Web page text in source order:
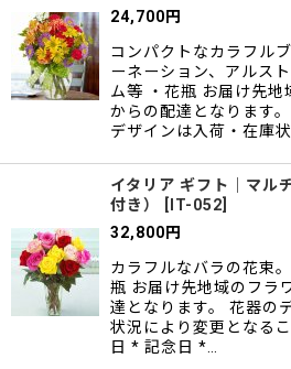
24,700円
コンパクトなカラフル
ーネーション、アルス
ム等 ・花瓶 お届け先
からの配達となります
デザインは入荷・在庫状
イタリア ギフト｜マル
付き）
IT-052
32,800円
カラフルなバラの花束
瓶 お届け先地域のフラ
達となります。 花器の
状況により変更となる
日 * 記念日 *…